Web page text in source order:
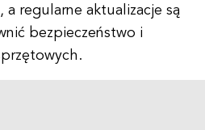
a regularne aktualizacje są
bezpieczeństwo i